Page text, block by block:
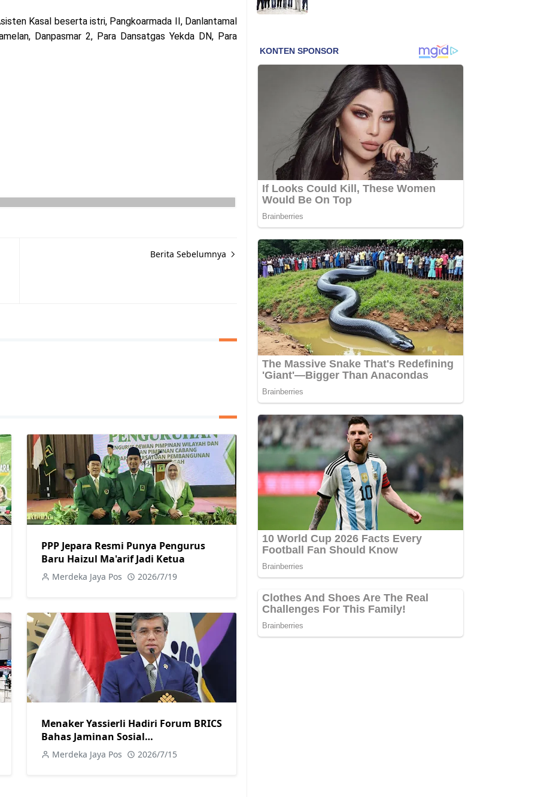
Kasal beserta istri, Pangkoarmada II, Danlantamal
Danpasmar 2, Para Dansatgas Yekda DN, Para
Berita Sebelumnya
PPP Jepara Resmi Punya Pengurus
Baru Haizul Ma'arif Jadi Ketua
Merdeka Jaya Pos 2026/7/19
Menaker Yassierli Hadiri Forum BRICS
Bahas Jaminan Sosial
Pengembangan Keterampilan dan
Dunia Kerja Digital
Merdeka Jaya Pos 2026/7/15